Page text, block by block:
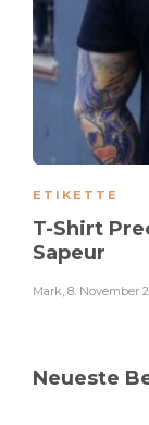
ETIKETTE
T-Shirt
Sapeur
Mark, 8. November
Neueste